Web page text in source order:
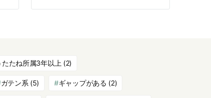
たたね所属3年以上 (2)
ガテン系 (5) ギャップがある (2)